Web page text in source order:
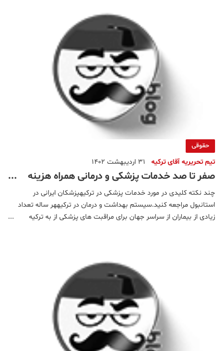
حقوقی
تیم تحریریه آقای ترکیه 31 اردیبهشت 1402
صفر تا صد خدمات پزشکی و درمانی همراه هزینه
ها در ترکیه
چند نکته کلیدی در مورد خدمات پزشکی در ترکیهپزشکان ایرانی در
استانبول مراجعه کنید.سیستم بهداشت و درمان در ترکیههر ساله تعداد
زیادی از بیماران از سراسر جهان برای مراقبت های پزشکی از به ترکیه